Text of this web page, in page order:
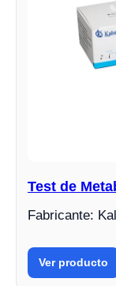
Test de
Fabricante:
Ver producto